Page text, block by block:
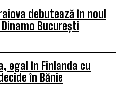
debutează în noul
București
egal în Finlanda cu
în Bănie